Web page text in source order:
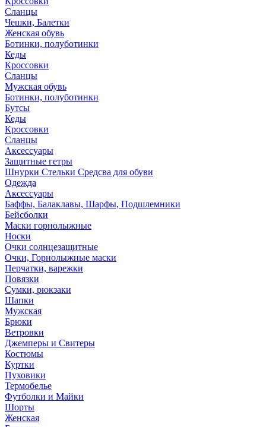
Сланцы
Чешки, Балетки
Женская обувь
Ботинки, полуботинки
Кеды
Кроссовки
Сланцы
Мужская обувь
Ботинки, полуботинки
Бутсы
Кеды
Кроссовки
Сланцы
Аксессуары
Защитные гетры
Шнурки Стельки Средсва для обуви
Одежда
Аксессуары
Баффы, Балаклавы, Шарфы, Подшлемники
Бейсболки
Маски горнолыжные
Носки
Очки солнцезащитные
Очки, Горнолыжные маски
Перчатки, варежки
Повязки
Сумки, рюкзаки
Шапки
Мужская
Брюки
Ветровки
Джемперы и Свитеры
Костюмы
Куртки
Пуховики
Термобелье
Футболки и Майки
Шорты
Женская